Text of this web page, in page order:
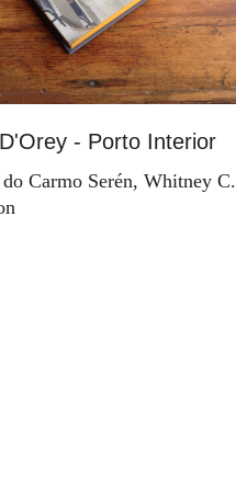
- Porto Interior
Carmo Serén, Whitney C.